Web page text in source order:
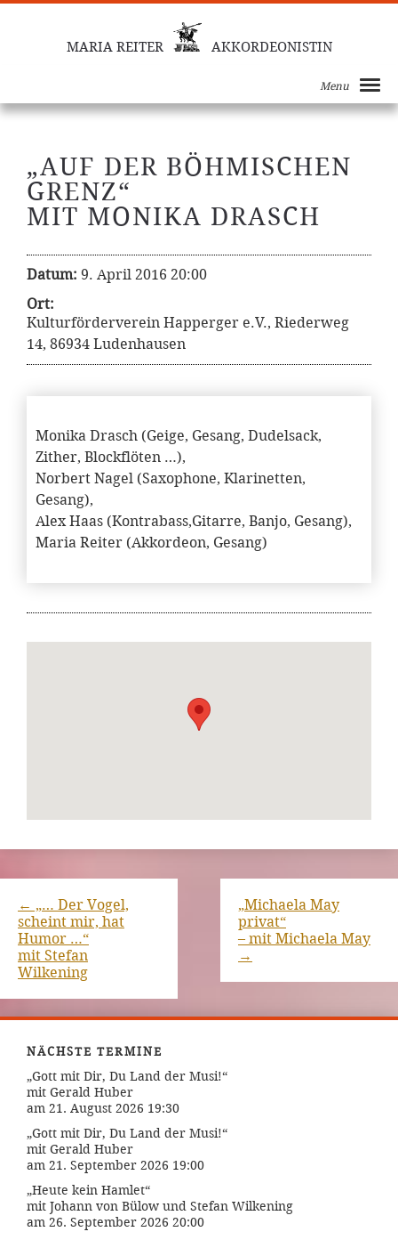
MARIA REITER AKKORDEONISTIN
Menu
„AUF DER BÖHMISCHEN
GRENZ“
MIT MONIKA DRASCH
Datum: 9. April 2016 20:00
Ort:
Kulturförderverein Happerger e.V., Riederweg
14, 86934 Ludenhausen
Monika Drasch (Geige, Gesang, Dudelsack,
Zither, Blockflöten …),
Norbert Nagel (Saxophone, Klarinetten,
Gesang),
Alex Haas (Kontrabass,Gitarre, Banjo, Gesang),
Maria Reiter (Akkordeon, Gesang)
← „… Der Vogel,
scheint mir, hat
Humor …“
mit Stefan
Wilkening
„Michaela May
privat“
– mit Michaela May
→
NÄCHSTE TERMINE
„Gott mit Dir, Du Land der Musi!“
mit Gerald Huber
am 21. August 2026 19:30
„Gott mit Dir, Du Land der Musi!“
mit Gerald Huber
am 21. September 2026 19:00
„Heute kein Hamlet“
mit Johann von Bülow und Stefan Wilkening
am 26. September 2026 20:00